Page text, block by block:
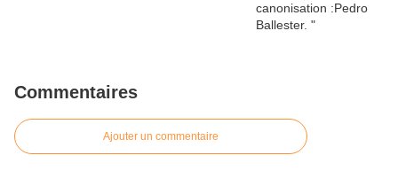
Commentaires
Ajouter un commentaire